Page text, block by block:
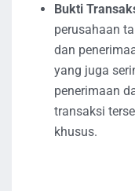
Bukti
perusahaan
dan
yang juga
penerimaan
transaksi
khusus.